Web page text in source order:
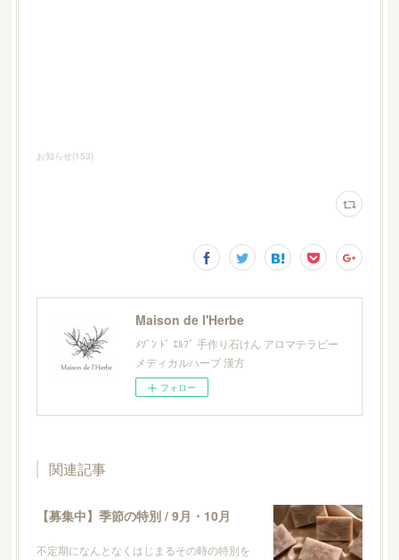
お知らせ(153)
Maison de l'Herbe
ﾒｿﾞﾝ ﾄﾞ ｴﾙﾌﾞ 手作り石けん アロマテラピー
メディカルハーブ 漢方
フォロー
関連記事
【募集中】季節の特別 / 9月・10月
不定期になんとなくはじまるその時の特別を